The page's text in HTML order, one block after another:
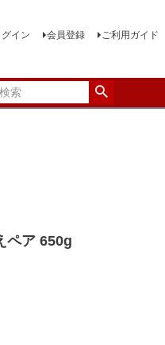
グイン 会員登録 ご利用ガイド
ペア 650g